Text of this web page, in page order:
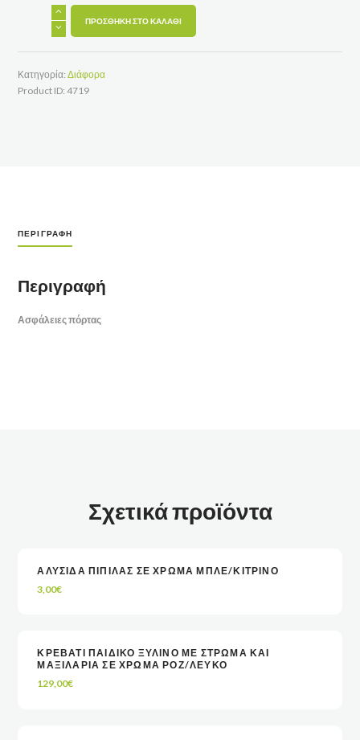
Ασφάλειες
ποσότητα
ΠΡΟΣΘΉΚΗ ΣΤΟ ΚΑΛΆΘΙ
Κατηγορία:Διάφορα
Product ID:4719
ΠΕΡΙΓΡΑΦΉ
Περιγραφή
Ασφάλειες πόρτας
Σχετικά προϊόντα
ΑΛΥΣΊΔΑ ΠΙΠΊΛΑΣ ΣΕ ΧΡΏΜΑ ΜΠΛΕ/ΚΊΤΡΙΝΟ
3,00€
VIEW
VIEW
ΔΙΑΒΆΣΤΕ ΠΕΡΙΣΣΌΤΕΡΑ
ΔΙΑΒΆΣΤΕ ΠΕΡΙΣΣΌΤΕΡΑ
ΚΡΕΒΑΤΙ ΠΑΙΔΙΚΟ ΞΥΛΙΝΟ ΜΕ ΣΤΡΩΜΑ ΚΑΙ
ΜΑΞΙΛΑΡΙΑ ΣΕ ΧΡΩΜΑ ΡΟΖ/ΛΕΥΚΟ
129,00€